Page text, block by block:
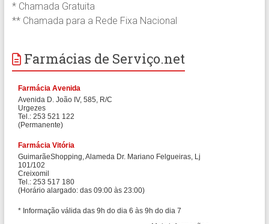
* Chamada Gratuita
** Chamada para a Rede Fixa Nacional
Farmácias de Serviço.net